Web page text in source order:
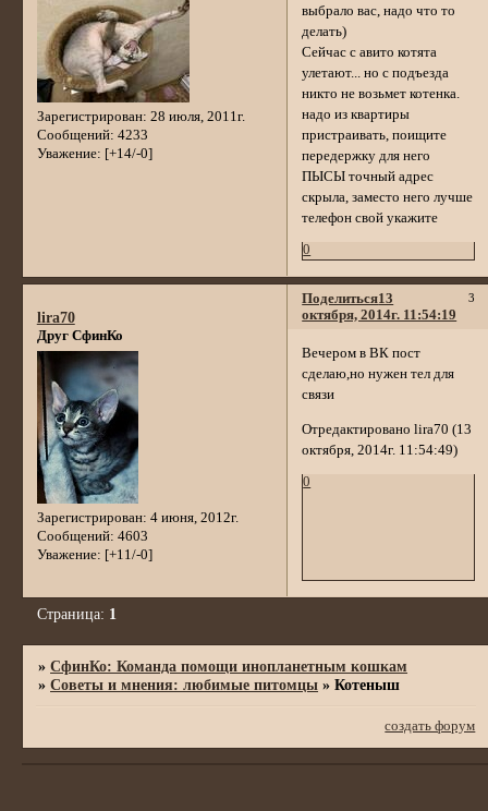
Зарегистрирован: 28 июля, 2011г.
Сообщений: 4233
Уважение: [+14/-0]
выбрало вас, надо что то
делать)
Сейчас с авито котята
улетают... но с подъезда
никто не возьмет котенка.
надо из квартиры
пристраивать, поищите
передержку для него
ПЫСЫ точный адрес
скрыла, заместо него лучше
телефон свой укажите
0
Поделиться 3
13
октября, 2014г. 11:54:19
lira70
Друг СфинКо
Зарегистрирован: 4 июня, 2012г.
Сообщений: 4603
Уважение: [+11/-0]
Вечером в ВК пост
сделаю,но нужен тел для
связи
Отредактировано lira70 (13
октября, 2014г. 11:54:49)
0
Страница: 1
»СфинКо: Команда помощи инопланетным кошкам
»Советы и мнения: любимые питомцы »Котеныш
создать форум